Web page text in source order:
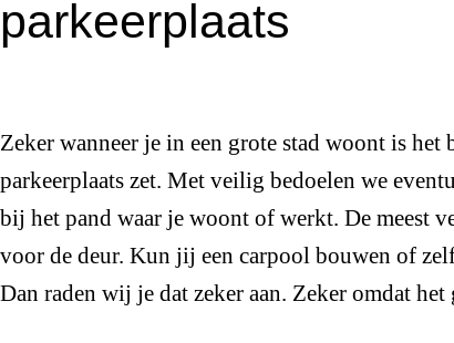
parkeerplaats
Zeker wanneer je in een grote stad woont is
parkeerplaats zet. Met veilig bedoelen we
bij het pand waar je woont of werkt. De meest
voor de deur. Kun jij een carpool bouwen of
Dan raden wij je dat zeker aan. Zeker omdat